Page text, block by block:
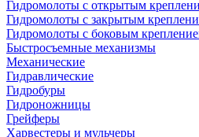
Гидромолоты с открытым
Гидромолоты с закрытым
Гидромолоты с боковым
Быстросъемные механизмы
Механические
Гидравлические
Гидробуры
Гидроножницы
Грейферы
Харвестеры и мульчеры